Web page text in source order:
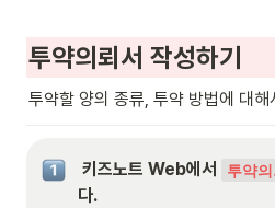
투약의뢰서 작성하기
투약할 양의 종류, 투약 방법에 대
키즈노트 Web에서 투약
다.